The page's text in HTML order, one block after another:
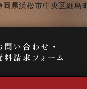
岡県浜松市中央区細島